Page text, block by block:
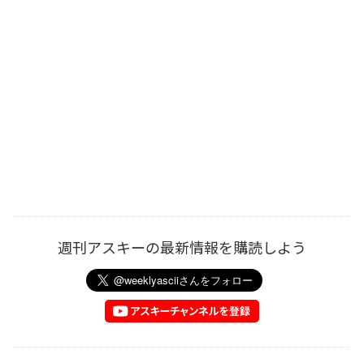
週刊アスキーの最新情報を購読しよう